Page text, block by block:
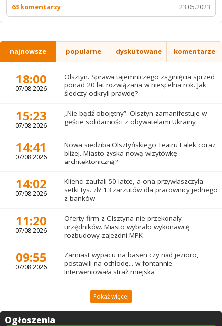
63 komentarzy
23.05.2023
najnowsze popularne dyskutowane komentarze
18:00
07/08.2026
Olsztyn. Sprawa tajemniczego zaginięcia sprzed
ponad 20 lat rozwiązana w niespełna rok. Jak
śledczy odkryli prawdę?
15:23
07/08.2026
„Nie bądź obojętny”. Olsztyn zamanifestuje w
geście solidarności z obywatelami Ukrainy
14:41
07/08.2026
Nowa siedziba Olsztyńskiego Teatru Lalek coraz
bliżej. Miasto zyska nową wizytówkę
architektoniczną?
14:02
07/08.2026
Klienci zaufali 50-latce, a ona przywłaszczyła
setki tys. zł? 13 zarzutów dla pracownicy jednego
z banków
11:20
07/08.2026
Oferty firm z Olsztyna nie przekonały
urzędników. Miasto wybrało wykonawcę
rozbudowy zajezdni MPK
09:55
07/08.2026
Zamiast wypadu na basen czy nad jezioro,
postawili na ochłodę... w fontannie.
Interweniowała straż miejska
Pokaż więcej
Ogłoszenia